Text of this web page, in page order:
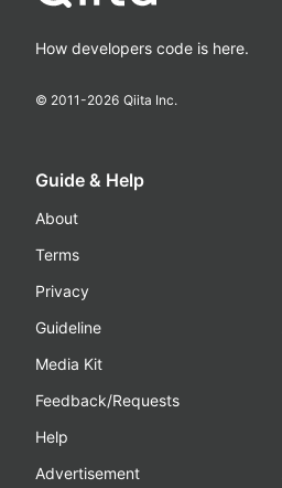
How developers code is here.
© 2011-2026 Qiita Inc.
Guide & Help
About
Terms
Privacy
Guideline
Media Kit
Feedback/Requests
Help
Advertisement